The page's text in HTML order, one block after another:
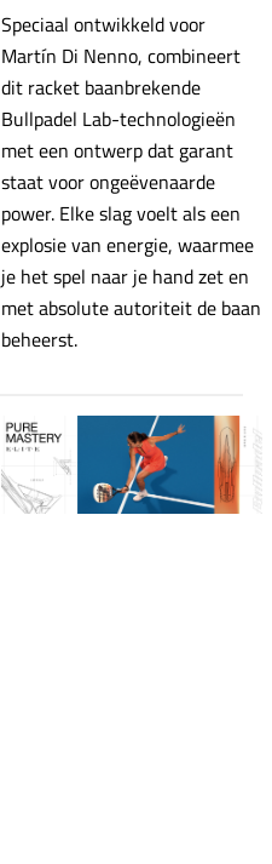
Speciaal ontwikkeld voor
Martín Di Nenno, combineert
dit racket baanbrekende
Bullpadel Lab-technologieën
met een ontwerp dat garant
staat voor ongeëvenaarde
power. Elke slag voelt als een
explosie van energie, waarmee
je het spel naar je hand zet en
met absolute autoriteit de baan
beheerst.